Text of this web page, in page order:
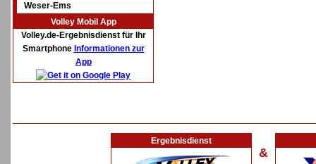
Weser-Ems
Volley Mobil App
Volley.de-Ergebnisdienst für Ihr
Smartphone Informationen zur
App
Ergebnisdienst
&